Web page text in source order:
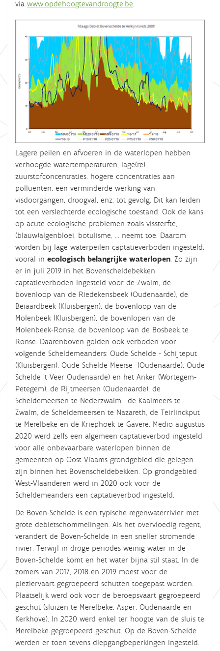
via www.opdehoogtevandroogte.be
Lagere peilen en afvoeren in de waterlopen hebben
verhoogde watertemperaturen, lage(re)
zuurstofconcentraties, hogere concentraties aan
polluenten, een verminderde werking van
visdoorgangen, droogval, enz. tot gevolg. Dit kan leiden
tot een verslechterde ecologische toestand. Ook de kans
op acute ecologische problemen zoals vissterfte,
(blauw)algenbloei, botulisme, ... neemt toe. Daarom
worden bij lage waterpeilen captatieverboden ingesteld,
vooral in ecologisch belangrijke waterlopen . Zo zijn
er in juli 2019 in het Bovenscheldebekken
captatieverboden ingesteld voor de Zwalm, de
bovenloop van de Riedekensbeek (Oudenaarde), de
Beiaardbeek (Kluisbergen), de bovenloop van de
Molenbeek (Kluisbergen), de bovenlopen van de
Molenbeek-Ronse, de bovenloop van de Bosbeek te
Ronse. Daarenboven golden ook verboden voor
volgende Scheldemeanders: Oude Schelde - Schijteput
(Kluisbergen), Oude Schelde Meerse (Oudenaarde), Oude
Schelde 't Veer Oudenaarde) en het Anker (Wortegem-
Petegem), de Rijtmeersen (Oudenaarde), de
Scheldemeersen te Nederzwalm, de Kaaimeers te
Zwalm, de Scheldemeersen te Nazareth, de Teirlinckput
te Merelbeke en de Kriephoek te Gavere. Medio augustus
2020 werd zelfs een algemeen captatieverbod ingesteld
voor alle onbevaarbare waterlopen binnen de
gemeenten op Oost-Vlaams grondgebied die gelegen
zijn binnen het Bovenscheldebekken. Op grondgebied
West-Vlaanderen werd in 2020 ook voor de
Scheldemeanders een captatieverbod ingesteld.
De Boven-Schelde is een typische regenwaterrivier met
grote debietschommelingen. Als het overvloedig regent,
verandert de Boven-Schelde in een sneller stromende
rivier. Terwijl in droge periodes weinig water in de
Boven-Schelde komt en het water bijna stil staat. In de
zomers van 2017, 2018 en 2019 moest voor de
pleziervaart gegroepeerd schutten toegepast worden.
Plaatselijk werd ook voor de beroepsvaart gegroepeerd
geschut (sluizen te Merelbeke, Asper, Oudenaarde en
Kerkhove). In 2020 werd enkel ter hoogte van de sluis te
Merelbeke gegroepeerd geschut. Op de Boven-Schelde
werden er toen tevens diepgangbeperkingen ingesteld.